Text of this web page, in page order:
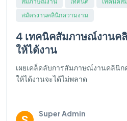
ประกาศรับสมัครแพทย์ประจำคลินิกความ
ประกาศรับสมัครแพทย์ป
ต้องเตรียมข้อมูลอะไรบ้าง
สิ่งที่เจ้าของคลินิกความงามจะต้อง
สมัครแพทย์ประจำคลินิกความงาม จ
Super Admin